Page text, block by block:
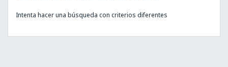
Intenta hacer una búsqueda con criterios diferentes